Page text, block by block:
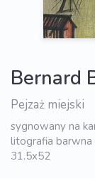
Bernard
Pejzaż miejski
sygnowany na
litografia barwna
31.5x52